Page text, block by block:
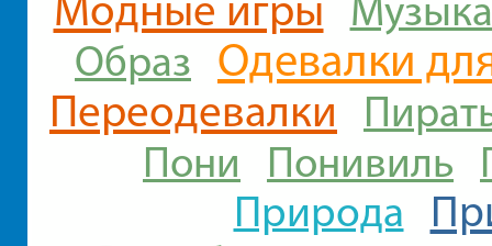
Музыка
Образ Одевалки
Переодевалки
Пони
Понивиль
Природа